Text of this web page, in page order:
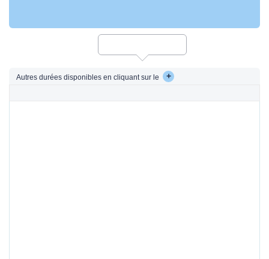
Autres durées disponibles en cliquant sur le +